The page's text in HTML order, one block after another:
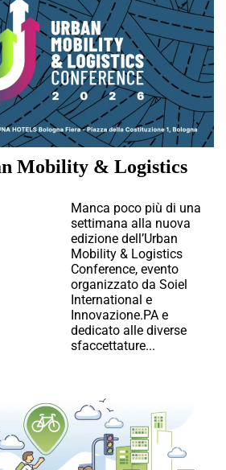
Mobility & Logistics
Manca poco più di una
settimana alla nuova
edizione dell’Urban
Mobility & Logistics
Conference, evento
organizzato da Soiel
International e
Innovazione.PA e
dedicato alle diverse
sfaccettature...